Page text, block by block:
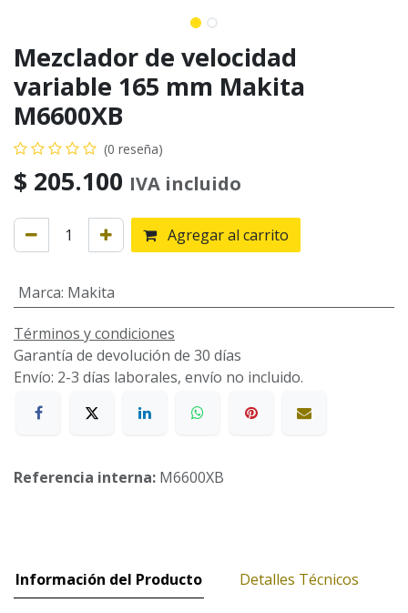
Mezclador de velocidad
variable 165 mm Makita
M6600XB
(0 reseña)
$ 205.100 IVA incluido
Agregar al carrito
Marca: Makita
Términos y condiciones
Garantía de devolución de 30 días
Envío: 2-3 días laborales, envío no incluido.
Referencia interna: M6600XB
Información del Producto Detalles Técnicos